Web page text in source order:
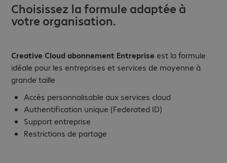
Choisissez la formule adaptée à
votre organisation.
Creative Cloud abonnement Entreprise est la formule
idéale pour les entreprises et services de moyenne à
grande taille
Accès personnalisable aux services cloud
Authentification unique (Federated ID)
Support entreprise
Restrictions de partage